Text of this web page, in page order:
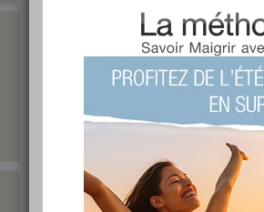
> > Bon
Blog de orionne
Bon début de
publié le 24/09/2013 à 19:27